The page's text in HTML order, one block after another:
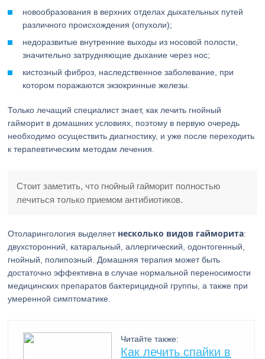
новообразования в верхних отделах дыхательных путей
различного происхождения (опухоли);
недоразвитые внутренние выходы из носовой полости,
значительно затрудняющие дыхание через нос;
кистозный фиброз, наследственное заболевание, при
котором поражаются экзокринные железы.
Только лечащий специалист знает, как лечить гнойный
гайморит в домашних условиях, поэтому в первую очередь
необходимо осуществить диагностику, и уже после переходить
к терапевтическим методам лечения.
Стоит заметить, что гнойный гайморит полностью
лечиться только приемом антибиотиков.
Отоларингология выделяет несколько видов гайморита:
двухсторонний, катаральный, аллергический, одонтогенный,
гнойный, полипозный. Домашняя терапия может быть
достаточно эффективна в случае нормальной переносимости
медицинских препаратов бактерицидной группы, а также при
умеренной симптоматике.
Читайте также:
Как лечить спайки в